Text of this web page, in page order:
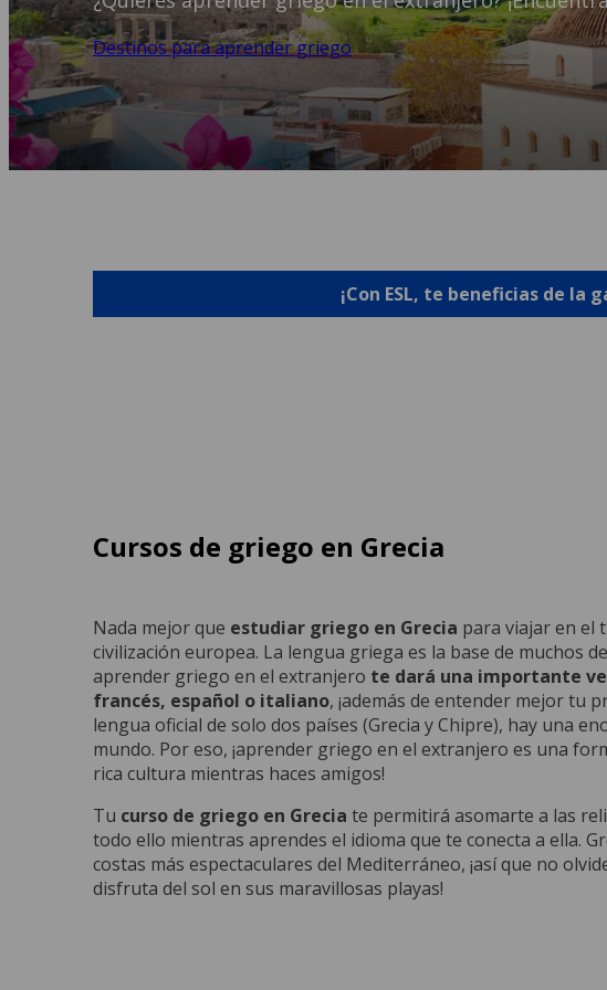
Destinos para aprender griego
¡Con ESL, te beneficias de
Cursos de griego en Grecia
Nada mejor que estudiar griego en Grecia para viajar en el
civilización europea. La lengua griega es la base de muchos
aprender griego en el extranjero te dará una importante
francés, español o italiano, ¡además de entender mejor tu
lengua oficial de solo dos países (Grecia y Chipre), hay una
mundo. Por eso, ¡aprender griego en el extranjero es una
rica cultura mientras haces amigos!
Tu curso de griego en Grecia te permitirá asomarte a las
todo ello mientras aprendes el idioma que te conecta a ella.
costas más espectaculares del Mediterráneo, ¡así que no
disfruta del sol en sus maravillosas playas!